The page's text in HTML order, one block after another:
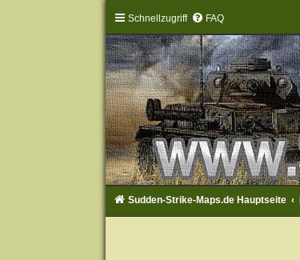
Schnellzugriff FAQ
Sudden-Strike-Maps.de Hauptseite